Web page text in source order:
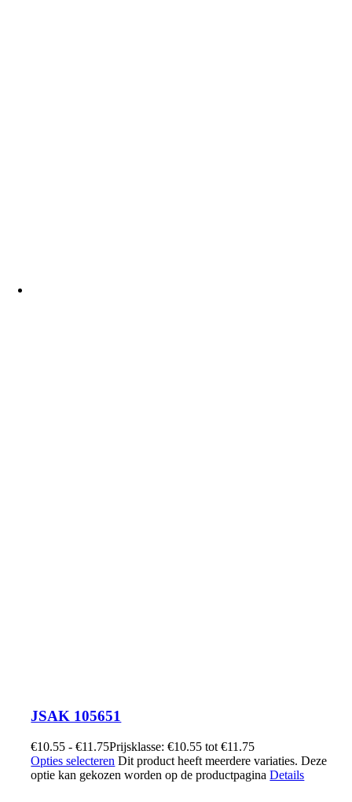
JSAK 105651
€10.55 - €11.75Prijsklasse: €10.55 tot €11.75
Opties selecteren Dit product heeft meerdere variaties. Deze
optie kan gekozen worden op de productpaginaDetails